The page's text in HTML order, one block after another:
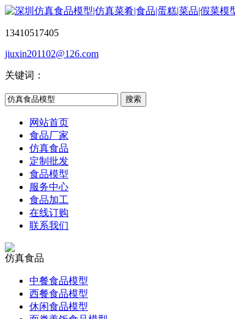
13410517405
jiuxin201102@126.com
关键词：
网站首页
食品厂家
仿真食品
定制批发
食品模型
服务中心
食品加工
在线订购
联系我们
仿真食品
中餐食品模型
西餐食品模型
休闲食品模型